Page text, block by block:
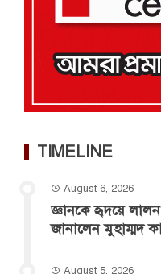
TIMELINE
August 6, 2026
জ্ঞানকে হৃদয়ে
জানালেন মুহাম্মদ
August 5, 2026